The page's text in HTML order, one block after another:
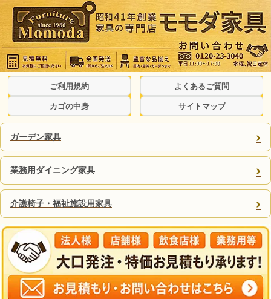
ご利用規約 よくあるご質問
カゴの中身 サイトマップ
ガーデン家具 ›
業務用ダイニング家具 ›
介護椅子・福祉施設用家具 ›